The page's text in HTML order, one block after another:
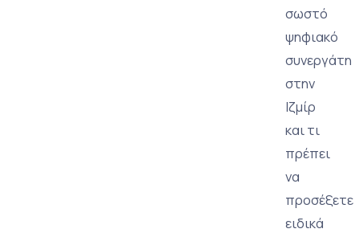
σωστό
ψηφιακό
συνεργάτη
στην
Ιζμίρ
και τι
πρέπει
να
προσέξετε
ειδικά